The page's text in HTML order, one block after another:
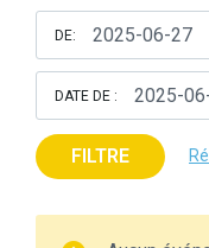
DE:
DATE DE :
FILTRE